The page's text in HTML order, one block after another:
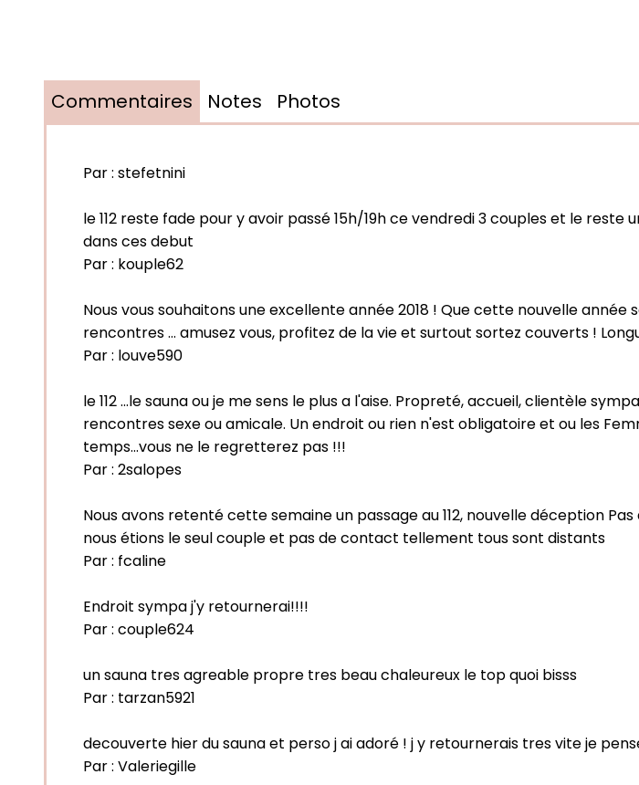
Commentaires Notes Photos
Par : stefetnini
le 112 reste fade pour y avoir passé 15h/19h ce vendredi 3 couples et le
dans ces debut
Par : kouple62
Nous vous souhaitons une excellente année 2018 ! Que cette nouvelle
rencontres … amusez vous, profitez de la vie et surtout sortez couverts !
Par : louve590
le 112 ...le sauna ou je me sens le plus a l'aise. Propreté, accueil, clientèle
rencontres sexe ou amicale. Un endroit ou rien n'est obligatoire et ou les
temps...vous ne le regretterez pas !!!
Par : 2salopes
Nous avons retenté cette semaine un passage au 112, nouvelle déception
nous étions le seul couple et pas de contact tellement tous sont distants
Par : fcaline
Endroit sympa j'y retournerai!!!!
Par : couple624
un sauna tres agreable propre tres beau chaleureux le top quoi bisss
Par : tarzan5921
decouverte hier du sauna et perso j ai adoré ! j y retournerais tres vite je
Par : Valeriegille